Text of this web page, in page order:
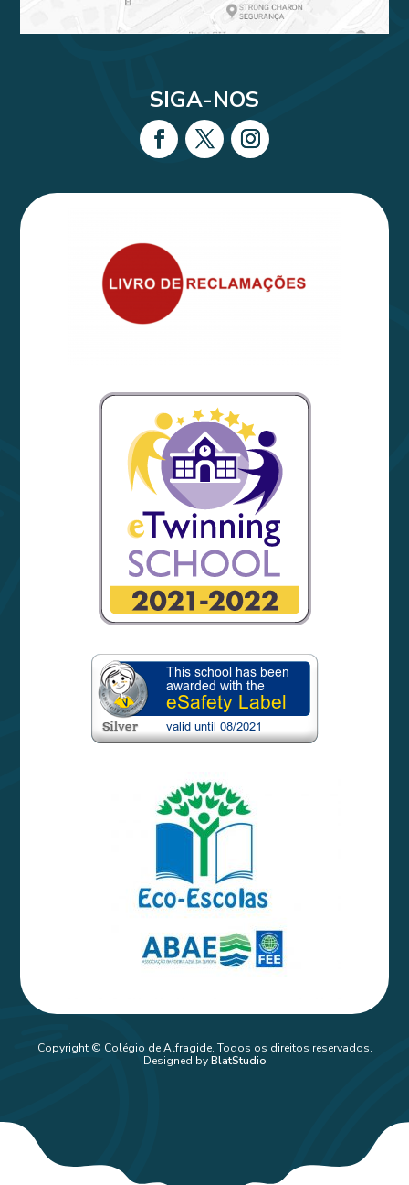
SIGA-NOS
Copyright © Colégio de Alfragide. Todos os direitos reservados.
Designed byBlatStudio